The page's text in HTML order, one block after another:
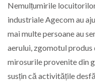
Nemulțumirile
industriale Agecom au
mai multe persoane au
aerului, zgomotul
mirosurile provenite din
susțin că activitățile